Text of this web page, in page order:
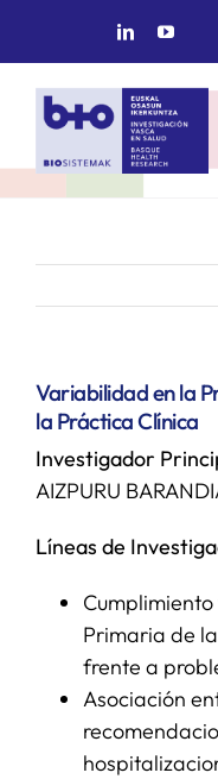
INICIO
GRUPOS DE
SERVICIOS
APOYO I+D+I
Variabilidad en la
la Práctica Clínica
Investigador
AIZPURU
Líneas de
Primaria de
frente a
Asociación